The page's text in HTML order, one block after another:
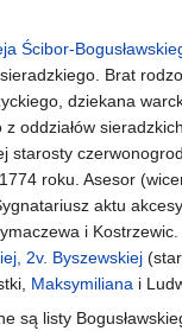
Ścibor-
Brat
dziekana
oddziałów
starosty
roku. Asesor
aktu
i
2v. Byszewskiej
Maksymiliana i
są listy